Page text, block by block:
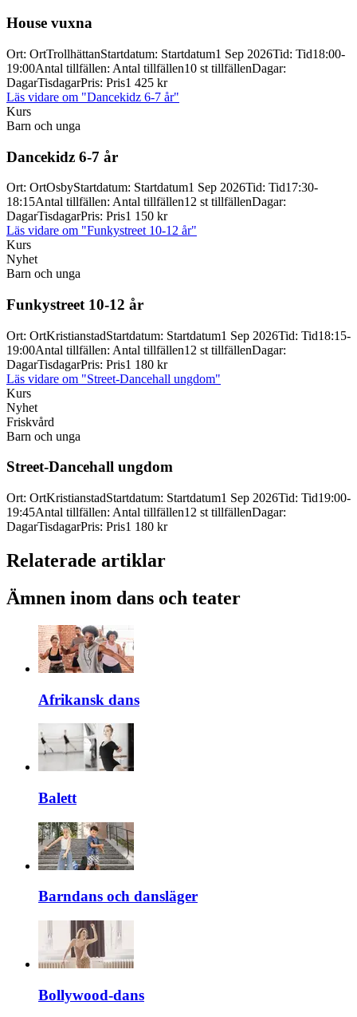
House vuxna
Ort: OrtTrollhättanStartdatum: Startdatum1 Sep 2026Tid: Tid18:00-
19:00Antal tillfällen: Antal tillfällen10 st tillfällenDagar:
DagarTisdagarPris: Pris1 425 kr
Läs vidare om "Dancekidz 6-7 år"
Kurs
Barn och unga
Dancekidz 6-7 år
Ort: OrtOsbyStartdatum: Startdatum1 Sep 2026Tid: Tid17:30-
18:15Antal tillfällen: Antal tillfällen12 st tillfällenDagar:
DagarTisdagarPris: Pris1 150 kr
Läs vidare om "Funkystreet 10-12 år"
Kurs
Nyhet
Barn och unga
Funkystreet 10-12 år
Ort: OrtKristianstadStartdatum: Startdatum1 Sep 2026Tid: Tid18:15-
19:00Antal tillfällen: Antal tillfällen12 st tillfällenDagar:
DagarTisdagarPris: Pris1 180 kr
Läs vidare om "Street-Dancehall ungdom"
Kurs
Nyhet
Friskvård
Barn och unga
Street-Dancehall ungdom
Ort: OrtKristianstadStartdatum: Startdatum1 Sep 2026Tid: Tid19:00-
19:45Antal tillfällen: Antal tillfällen12 st tillfällenDagar:
DagarTisdagarPris: Pris1 180 kr
Relaterade artiklar
Ämnen inom dans och teater
Afrikansk dans
Balett
Barndans och dansläger
Bollywood-dans